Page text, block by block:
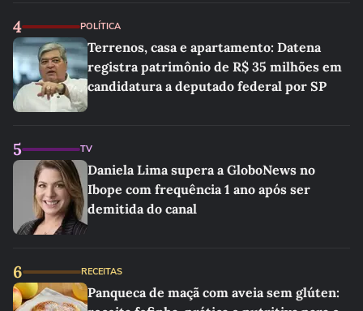
4 POLÍTICA
Terrenos, casa e apartamento: Datena
registra patrimônio de R$ 35 milhões em
candidatura a deputado federal por SP
5 TV
Daniela Lima supera a GloboNews no
Ibope com frequência 1 ano após ser
demitida do canal
6 RECEITAS
Panqueca de maçã com aveia sem glúten: